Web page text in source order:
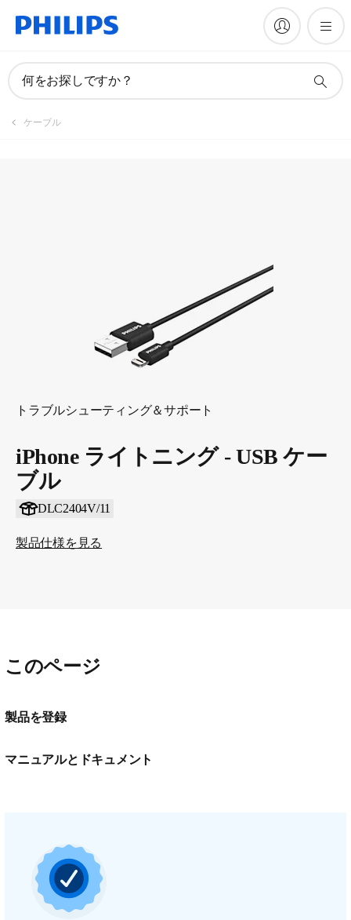
何をお探しですか？
ケーブル
トラブルシューティング＆サポート
iPhone ライトニング - USB ケー
ブル
DLC2404V/11
製品仕様を見る
このページ
製品を登録
マニュアルとドキュメント